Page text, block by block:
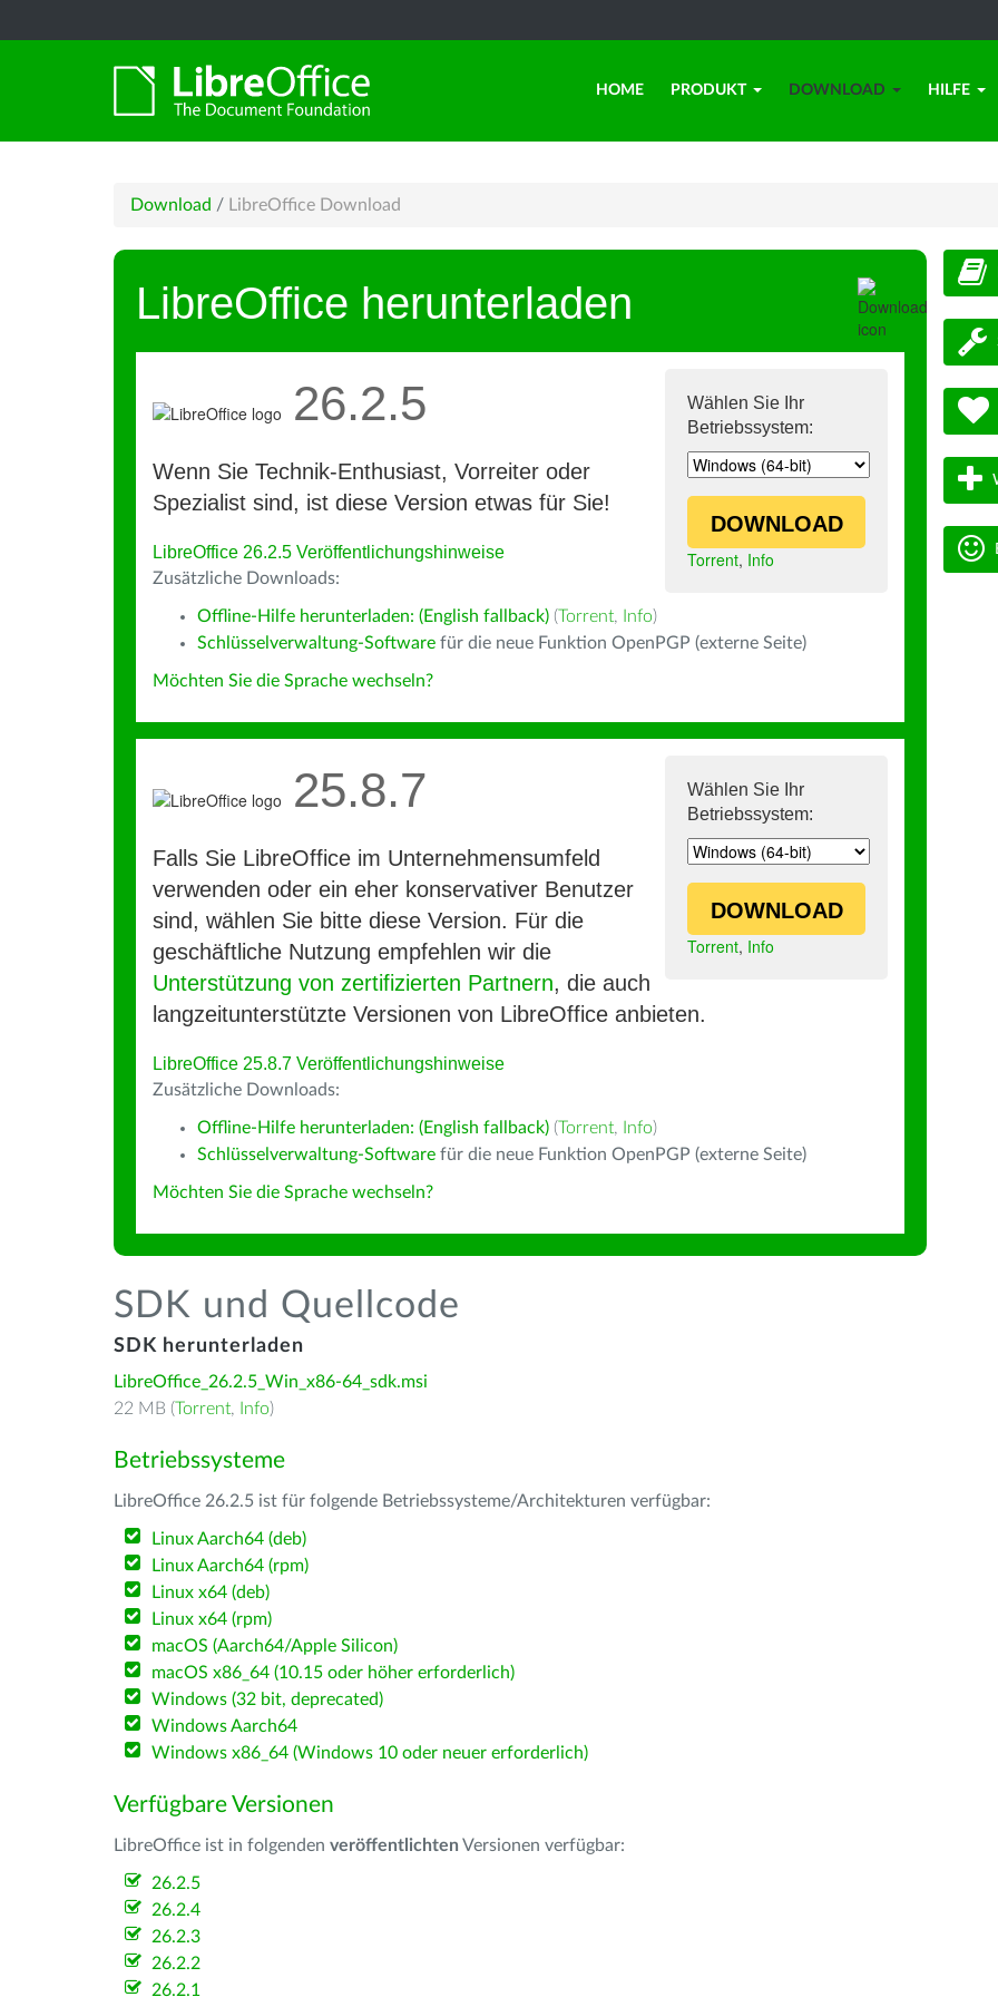
HOME PRODUKT DOWNLOAD HILFE
Download / LibreOffice Download
LibreOffice herunterladen
Wählen Sie Ihr
Betriebssystem:
DOWNLOAD
Torrent, Info
26.2.5
Wenn Sie Technik-Enthusiast, Vorreiter oder
Spezialist sind, ist diese Version etwas für Sie!
LibreOffice 26.2.5 Veröffentlichungshinweise
Zusätzliche Downloads:
Offline-Hilfe herunterladen: (English fallback) (Torrent, Info)
Schlüsselverwaltung-Software für die neue Funktion OpenPGP (externe Seite)
Möchten Sie die Sprache wechseln?
Wählen Sie Ihr
Betriebssystem:
DOWNLOAD
Torrent, Info
25.8.7
Falls Sie LibreOffice im Unternehmensumfeld
verwenden oder ein eher konservativer Benutzer
sind, wählen Sie bitte diese Version. Für die
geschäftliche Nutzung empfehlen wir die
Unterstützung von zertifizierten Partnern, die auch
langzeitunterstützte Versionen von LibreOffice anbieten.
LibreOffice 25.8.7 Veröffentlichungshinweise
Zusätzliche Downloads:
Offline-Hilfe herunterladen: (English fallback) (Torrent, Info)
Schlüsselverwaltung-Software für die neue Funktion OpenPGP (externe Seite)
Möchten Sie die Sprache wechseln?
SDK und Quellcode
SDK herunterladen
LibreOffice_26.2.5_Win_x86-64_sdk.msi
22 MB (Torrent, Info)
Betriebssysteme
LibreOffice 26.2.5 ist für folgende Betriebssysteme/Architekturen verfügbar:
Linux Aarch64 (deb)
Linux Aarch64 (rpm)
Linux x64 (deb)
Linux x64 (rpm)
macOS (Aarch64/Apple Silicon)
macOS x86_64 (10.15 oder höher erforderlich)
Windows (32 bit, deprecated)
Windows Aarch64
Windows x86_64 (Windows 10 oder neuer erforderlich)
Verfügbare Versionen
LibreOffice ist in folgenden veröffentlichten Versionen verfügbar:
26.2.5
26.2.4
26.2.3
26.2.2
26.2.1